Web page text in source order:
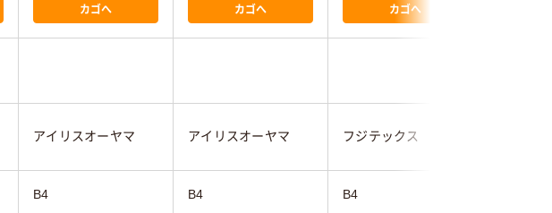
カゴへ カゴへ カゴへ
アイリスオーヤマ アイリスオーヤマ フジテックス
B4 B4 B4